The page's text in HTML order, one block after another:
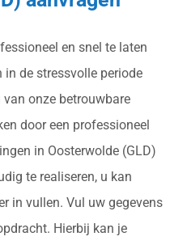
en snel te laten
in de stressvolle periode
onze betrouwbare
door een professioneel
in Oosterwolde (GLD)
te realiseren, u kan
in vullen. Vul uw gegevens
Hierbij kan je